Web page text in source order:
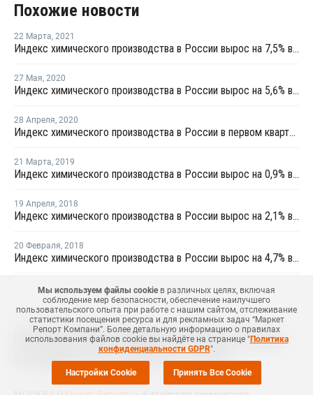
Похожие новости
22 Марта, 2021
Индекс химического производства в России вырос на 7,5% в январе - феврале
27 Мая, 2020
Индекс химического производства в России вырос на 5,6% в январе - апреле
28 Апреля, 2020
Индекс химического производства в России в первом квартале вырос на 6,7%
21 Марта, 2019
Индекс химического производства в России вырос на 0,9% в январе - феврале
19 Апреля, 2018
Индекс химического производства в России вырос на 2,1% в первом квартале
20 Февраля, 2018
Индекс химического производства в России вырос на 4,7% в январе
26 Января,2018
Liaoning Huajin Tongda повысила цены
бутадиена на CNY200 за тонну
Мы используем файлы cookieв различных целях, включая
соблюдение мер безопасности, обеспечение наилучшего
пользовательского опыта при работе с нашим сайтом, отслеживание
статистики посещения ресурса и для рекламных задач “Маркет
Репорт Компани”. Более детальную информацию о правилах
использования файлов cookie вы найдёте на странице "Политика
конфиденциальности GDPR".
Настройки Cookie Принять Все Cookie